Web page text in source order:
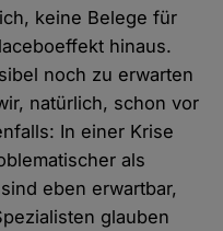
keine Belege für
hinaus.
noch zu erwarten
natürlich, schon vor
In einer Krise
als
eben erwartbar,
glauben